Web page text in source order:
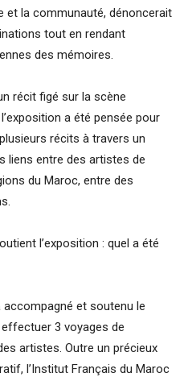
et la communauté, dénoncerait
tout en rendant
des mémoires.
récit figé sur la scène
a été pensée pour
récits à travers un
liens entre des artistes de
du Maroc, entre des
l’exposition : quel a été
accompagné et soutenu le
3 voyages de
artistes. Outre un précieux
l’Institut Français du Maroc